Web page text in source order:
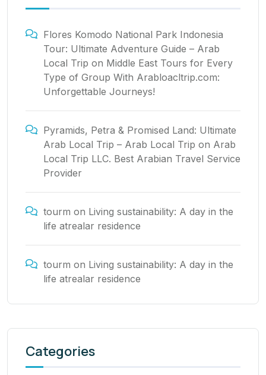
Flores Komodo National Park Indonesia
Tour: Ultimate Adventure Guide – Arab
Local Trip on Middle East Tours for Every
Type of Group With Arabloacltrip.com:
Unforgettable Journeys!
Pyramids, Petra & Promised Land: Ultimate
Arab Local Trip – Arab Local Trip on Arab
Local Trip LLC. Best Arabian Travel Service
Provider
tourm on Living sustainability: A day in the
life atrealar residence
tourm on Living sustainability: A day in the
life atrealar residence
Categories